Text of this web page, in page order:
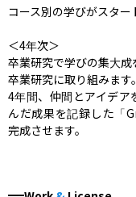
コース別の学びがスター
＜4年次＞
卒業研究で学びの集大成
卒業研究に取り組みます。
4年間、仲間とアイデア
んだ成果を記録した「